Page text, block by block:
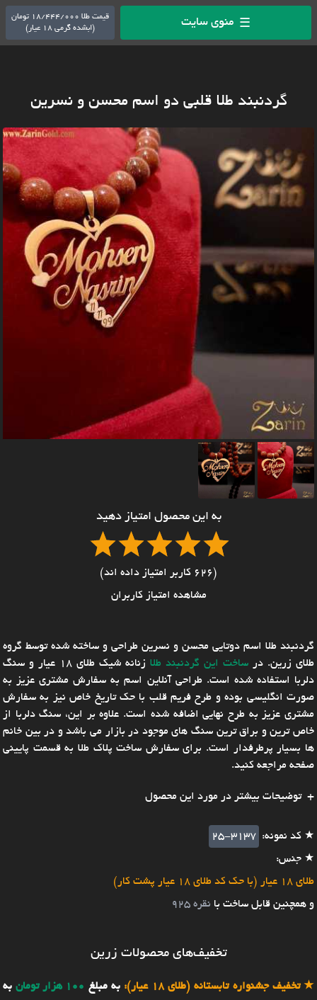
☰ منوی سایت
قیمت طلا 18/444/000 تومان
(ابشده گرمی 18 عیار)
گردنبند طلا قلبی دو اسم محسن و نسرین
به این محصول امتیاز دهید
(626 کاربر امتیاز داده اند)
مشاهده امتیاز کاربران
گردنبند طلا اسم دوتایی محسن و نسرین طراحی و ساخته شده توسط گروه
طلای زرین. در ساخت این گردنبند طلا
زنانه شیک طلای ۱۸ عیار و سنگ
دلربا استفاده شده است. طراحی آنلاین اسم به سفارش مشتری عزیز به
صورت انگلیسی بوده و طرح فریم قلب با حک تاریخ خاص نیز به سفارش
مشتری عزیز به طرح نهایی اضافه شده است. علاوه بر این، سنگ دلربا از
خاص ترین و براق ترین سنگ های موجود در بازار می باشد و در بین خانم
ها بسیار پرطرفدار است. برای سفارش ساخت پلاک طلا به قسمت پایینی
صفحه مراجعه کنید.
توضیحات بیشتر در مورد این محصول
★ کد نمونه: 25-3137
★ جنس:
طلای 18 عیار (با حک کد طلای 18 عیار پشت کار)
و همچنین قابل ساخت با نقره 925
تخفیف‌های محصولات زرین
★تخفیف جشنواره تابستانه (طلای 18 عیار): به مبلغ 100 هزار تومان
به